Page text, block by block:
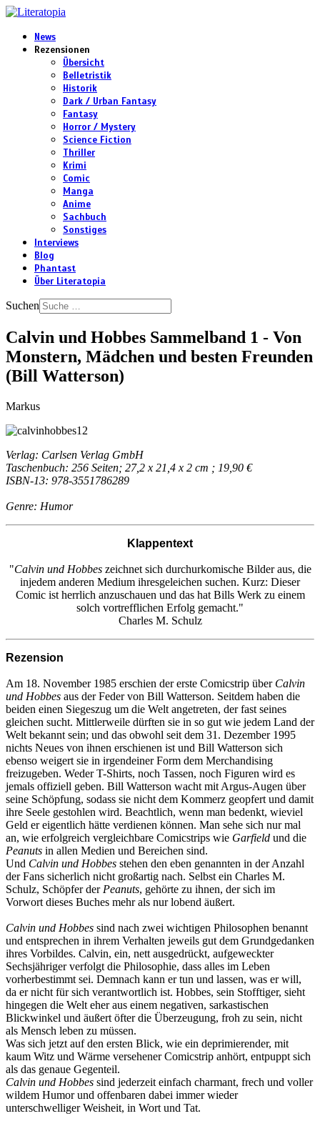
News
Rezensionen
Übersicht
Belletristik
Historik
Dark / Urban Fantasy
Fantasy
Horror / Mystery
Science Fiction
Thriller
Krimi
Comic
Manga
Anime
Sachbuch
Sonstiges
Interviews
Blog
Phantast
Über Literatopia
Suchen
Calvin und Hobbes Sammelband 1 - Von
Monstern, Mädchen und besten Freunden
(Bill Watterson)
Markus
Verlag: Carlsen Verlag GmbH
Taschenbuch: 256 Seiten; 27,2 x 21,4 x 2 cm ; 19,90 €
ISBN-13: 978-3551786289
Genre: Humor
Klappentext
"Calvin und Hobbeszeichnet sich durchurkomische Bilder aus, die
injedem anderen Medium ihresgeleichen suchen. Kurz: Dieser
Comic ist herrlich anzuschauen und das hat Bills Werk zu einem
solch vortrefflichen Erfolg gemacht."
Charles M. Schulz
Rezension
Am 18. November 1985 erschien der erste Comicstrip über Calvin
und Hobbes aus der Feder von Bill Watterson. Seitdem haben die
beiden einen Siegeszug um die Welt angetreten, der fast seines
gleichen sucht. Mittlerweile dürften sie in so gut wie jedem Land der
Welt bekannt sein; und das obwohl seit dem 31. Dezember 1995
nichts Neues von ihnen erschienen ist und Bill Watterson sich
ebenso weigert sie in irgendeiner Form dem Merchandising
freizugeben. Weder T-Shirts, noch Tassen, noch Figuren wird es
jemals offiziell geben. Bill Watterson wacht mit Argus-Augen über
seine Schöpfung, sodass sie nicht dem Kommerz geopfert und damit
ihre Seele gestohlen wird. Beachtlich, wenn man bedenkt, wieviel
Geld er eigentlich hätte verdienen können. Man sehe sich nur mal
an, wie erfolgreich vergleichbare Comicstrips wie Garfield und die
Peanuts in allen Medien und Bereichen sind.
Und Calvin und Hobbes stehen den eben genannten in der Anzahl
der Fans sicherlich nicht großartig nach. Selbst ein Charles M.
Schulz, Schöpfer der Peanuts, gehörte zu ihnen, der sich im
Vorwort dieses Buches mehr als nur lobend äußert.
Calvin und Hobbes sind nach zwei wichtigen Philosophen benannt
und entsprechen in ihrem Verhalten jeweils gut dem Grundgedanken
ihres Vorbildes. Calvin, ein, nett ausgedrückt, aufgeweckter
Sechsjähriger verfolgt die Philosophie, dass alles im Leben
vorherbestimmt sei. Demnach kann er tun und lassen, was er will,
da er nicht für sich verantwortlich ist. Hobbes, sein Stofftiger, sieht
hingegen die Welt eher aus einem negativen, sarkastischen
Blickwinkel und äußert öfter die Überzeugung, froh zu sein, nicht
als Mensch leben zu müssen.
Was sich jetzt auf den ersten Blick, wie ein deprimierender, mit
kaum Witz und Wärme versehener Comicstrip anhört, entpuppt sich
als das genaue Gegenteil.
Calvin und Hobbes sind jederzeit einfach charmant, frech und voller
wildem Humor und offenbaren dabei immer wieder
unterschwelliger Weisheit, in Wort und Tat.